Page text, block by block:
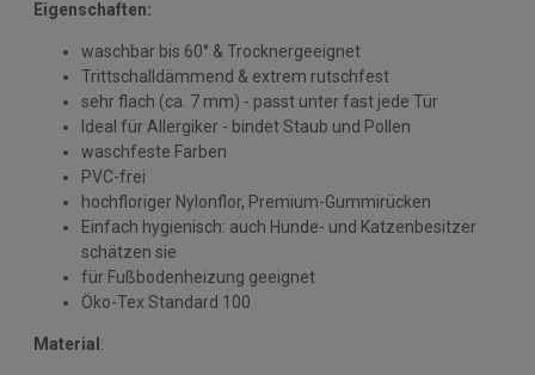
Eigenschaften:
waschbar bis 60° & Trocknergeeignet
Trittschalldämmend & extrem rutschfest
sehr flach (ca. 7 mm) - passt unter fast jede Tür
Ideal für Allergiker - bindet Staub und Pollen
waschfeste Farben
PVC-frei
hochfloriger Nylonflor, Premium-Gummirücken
Einfach hygienisch: auch Hunde- und Katzenbesitzer
schätzen sie
für Fußbodenheizung geeignet
Öko-Tex Standard 100
Material :